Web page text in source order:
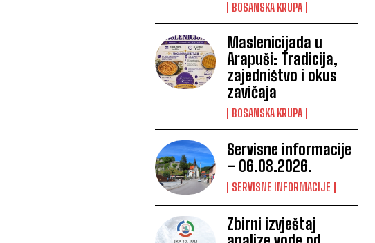
BOSANSKA KRUPA
Maslenicijada u
Arapuši: Tradicija,
zajedništvo i okus
zavičaja
BOSANSKA KRUPA
Servisne informacije
– 06.08.2026.
SERVISNE INFORMACIJE
Zbirni izvještaj